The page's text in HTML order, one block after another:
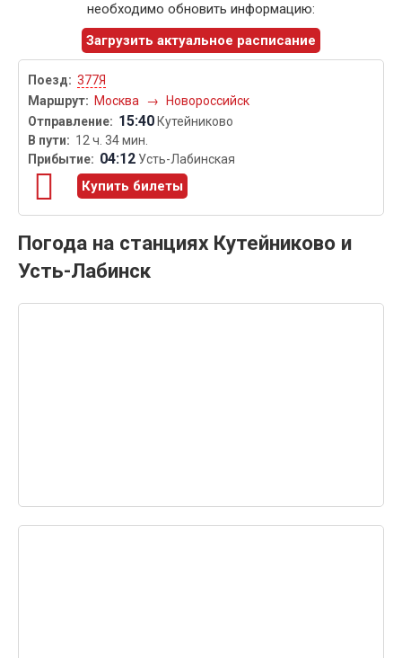
необходимо обновить информацию:
Загрузить актуальное расписание
377Я
Москва
→ Новороссийск
15:40 Кутейниково
12 ч. 34 мин.
04:12 Усть-Лабинская
Купить билеты
Погода на станциях Кутейниково и
Усть-Лабинск